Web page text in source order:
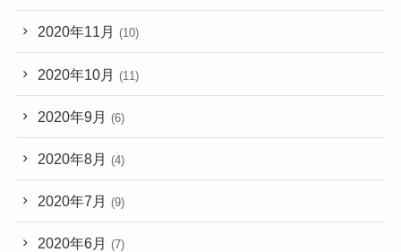
2020年11月 (10)
2020年10月 (11)
2020年9月 (6)
2020年8月 (4)
2020年7月 (9)
2020年6月 (7)